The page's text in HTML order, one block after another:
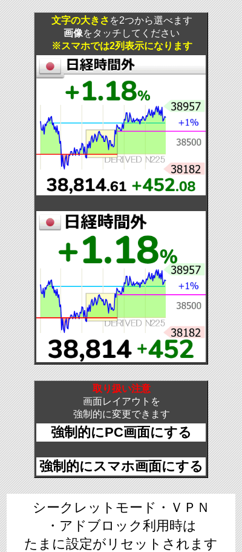
文字の大きさ を2つから選べます
画像をタッチしてください
※スマホでは2列表示になります
取り扱い注意
画面レイアウトを
強制的に変更できます
強制的にPC画面にする
強制的にスマホ画面にする
シークレットモード・ＶＰＮ
・アドブロック利用時は
たまに設定がリセットされます